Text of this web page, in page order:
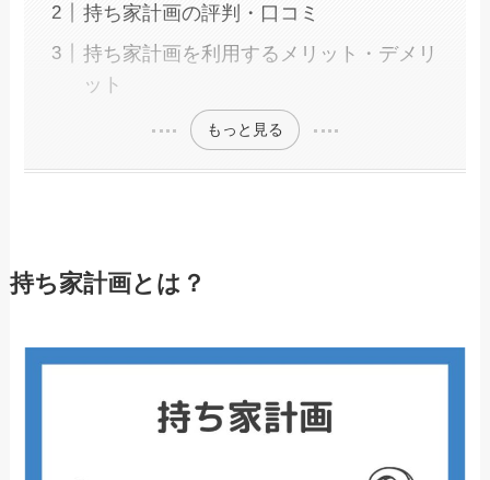
持ち家計画の評判・口コミ
持ち家計画を利用するメリット・デメリ
ット
もっと見る
持ち家計画とは？